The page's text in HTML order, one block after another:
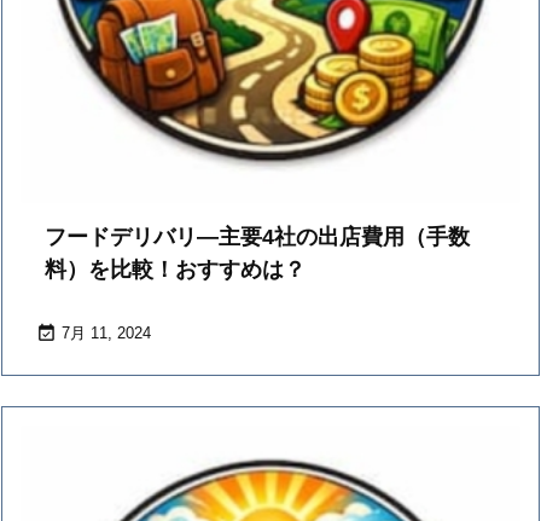
フードデリバリ―主要4社の出店費用（手数
料）を比較！おすすめは？
 7月 11, 2024